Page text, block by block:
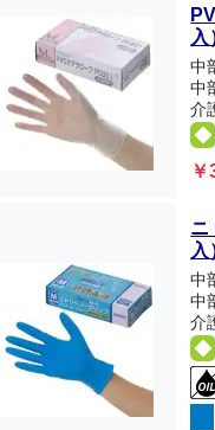
中
中
介
ニ
中
中
介